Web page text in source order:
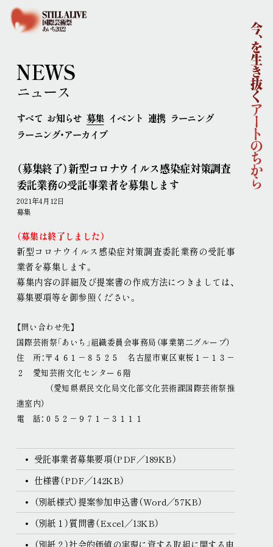
国際芸術祭「あいち2022」企画概要
企画体制
協賛
ニュース
イベント
アーティスト
ラーニング
連携事業
ポップ・アップ！
円頓寺連携
芸術大学連携
舞台芸術公募
連携企画
パートナーシップ
連携ホテル
ご来場のみなさまへ
現代美術展
パフォーミングアーツ
NEWS
ニュース
すべて お知らせ 募集 イベント 連携 ラーニング
ラーニング・アーカイブ
（募集終了）新型コロナウイルス感染症対策調査
委託業務の受託事業者を募集します
2021年4月12日
募集
（募集は終了しました）
新型コロナウイルス感染症対策調査委託業務の受託事
業者を募集します。
募集内容の詳細及び提案書の作成方法につきましては、
募集要項等を御参照ください。
【問い合わせ先】
国際芸術祭「あいち」組織委員会事務局（事業第二グループ）
住 所：〒４６１－８５２５ 名古屋市東区東桜１－１３－
２ 愛知芸術文化センター６階
（愛知県県民文化局文化部文化芸術課国際芸術祭推
進室内）
電 話：０５２－９７１－３１１１
受託事業者募集要項（PDF／189KB）
仕様書（PDF／142KB）
（別紙様式）提案参加申込書（Word／57KB）
（別紙１）質問書（Excel／13KB）
（別紙２）社会的価値の実現に資する取組に関する申